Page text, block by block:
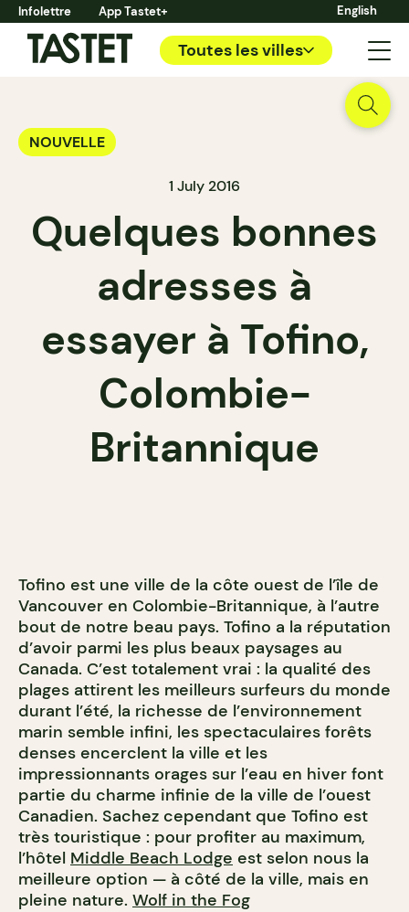
Infolettre App Tastet+ English
Toutes les villes
NOUVELLE
1 July 2016
Quelques bonnes
adresses à
essayer à Tofino,
Colombie-
Britannique
Tofino est une ville de la côte ouest de l’île de
Vancouver en Colombie-Britannique, à l’autre
bout de notre beau pays. Tofino a la réputation
d’avoir parmi les plus beaux paysages au
Canada. C’est totalement vrai : la qualité des
plages attirent les meilleurs surfeurs du monde
durant l’été, la richesse de l’environnement
marin semble infini, les spectaculaires forêts
denses encerclent la ville et les
impressionnants orages sur l’eau en hiver font
partie du charme infinie de la ville de l’ouest
Canadien. Sachez cependant que Tofino est
très touristique : pour profiter au maximum,
l’hôtel Middle Beach Lodge est selon nous la
meilleure option — à côté de la ville, mais en
pleine nature. Wolf in the Fog